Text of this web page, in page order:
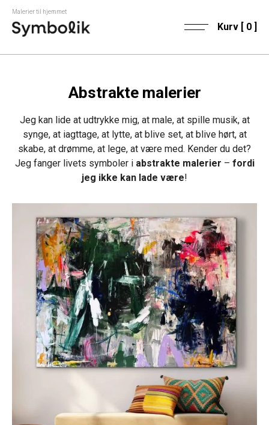
Malerier til hjemmet
Kurv [ 0]
Abstrakte malerier
Jeg kan lide at udtrykke mig, at male, at spille musik, at
synge, at iagttage, at lytte, at blive set, at blive hørt, at
skabe, at drømme, at lege, at være med. Kender du det?
Jeg fanger livets symboler i abstrakte malerier – fordi
jeg ikke kan lade være!